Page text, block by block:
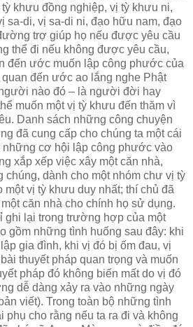
khưu đồng nghiệp, vị tỳ khưu ni,
di, vị sa-di ni, đạo hữu nam, đạo
trợ giúp họ nếu được yêu cầu
thể đi nếu không được yêu cầu,
đến ước muốn lập công phước của
đến ước ao lắng nghe Phật
nào đó – là người đời hay
muốn một vị tỳ khưu đến thăm vì
Danh sách những công chuyện
đã cung cấp cho chúng ta một cái
những cơ hội lập công phước vào
xắp xếp việc xây một căn nhà,
chúng, dành cho một nhóm chư vị tỳ
một vị tỳ khưu duy nhất; thí chủ đã
căn nhà cho chính họ sử dụng.
ghi lại trong trường hợp của một
gồm những tình huống sau đây: khi
gia đình, khi vị đó bị ốm đau, vị
thuyết pháp quan trọng và muốn
pháp đó không biến mất do vị đó
dễ dàng xảy ra vào những ngày
viết). Trong toàn bộ những tình
phụ cho rằng nếu ta ra đi và không